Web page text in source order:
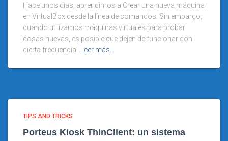
Hace unos días, aprendimos a Crear una nueva máquina
en VirtualBox desde la línea de comandos. Sin embargo,
cuando utilizamos máquinas virtuales para probar
cosas nuevas, es posible que dejen de funcionar con
cierta frecuencia.
Leer más…
TIPS AND TRICKS
Porteus Kiosk ThinClient: un sistema